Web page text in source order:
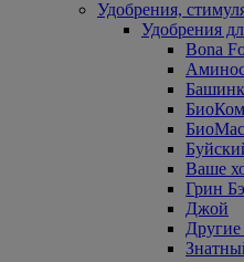
Удобрения,
Удобрения
Bona
Ваше
Грин
Джой